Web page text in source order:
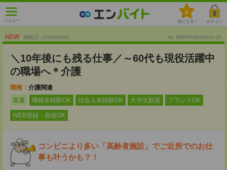
メニュー
0
気になる！ ログイン
NEW 掲載日 :2026/08/04 No.MNPWW840240-35
＼10年後にも残る仕事／～60代も現役活躍中
の職場へ＊介護
職種： 介護関連
派遣
職種未経験OK 社会人未経験OK 大学生歓迎 ブランクOK
WEB登録・面接OK
コンビニより多い「高齢者施設」でご近所でのお仕
事も叶うかも？！